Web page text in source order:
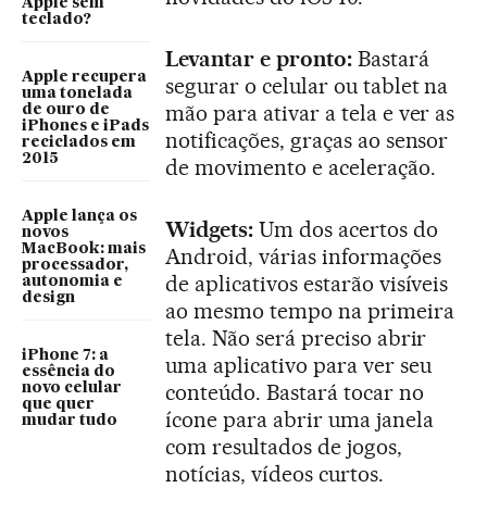
Apple sem
teclado?
Apple recupera
uma tonelada
de ouro de
iPhones e iPads
reciclados em
2015
Apple lança os
novos
MacBook: mais
processador,
autonomia e
design
iPhone 7: a
essência do
novo celular
que quer
mudar tudo
Levantar e pronto: Bastará
segurar o celular ou tablet na
mão para ativar a tela e ver as
notificações, graças ao sensor
de movimento e aceleração.
Widgets: Um dos acertos do
Android, várias informações
de aplicativos estarão visíveis
ao mesmo tempo na primeira
tela. Não será preciso abrir
uma aplicativo para ver seu
conteúdo. Bastará tocar no
ícone para abrir uma janela
com resultados de jogos,
notícias, vídeos curtos.